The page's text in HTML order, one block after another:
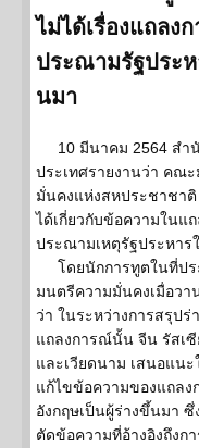
ไม่ได้เรื่องแถลง
ประณามรัฐประห
นมา
10 มีนาคม 2564 สำ
ประเทศรายงานว่า คณ
มั่นคงแห่งสหประชาชาติ
ได้เกี่ยวกับข้อความในแ
ประณามเหตุรัฐประหาร
โดยนักการทูตในที่ป
มนตรีความมั่นคงเมื่อวา
ว่า ในระหว่างการสรุปร่
แถลงการณ์นั้น จีน รัสเซี
และเวียดนาม เสนอแนะ
แก้ไขข้อความของแถล
อังกฤษเป็นผู้ร่างขึ้นมา ซึ่
ตัดข้อความที่อ้างอิงถึงก